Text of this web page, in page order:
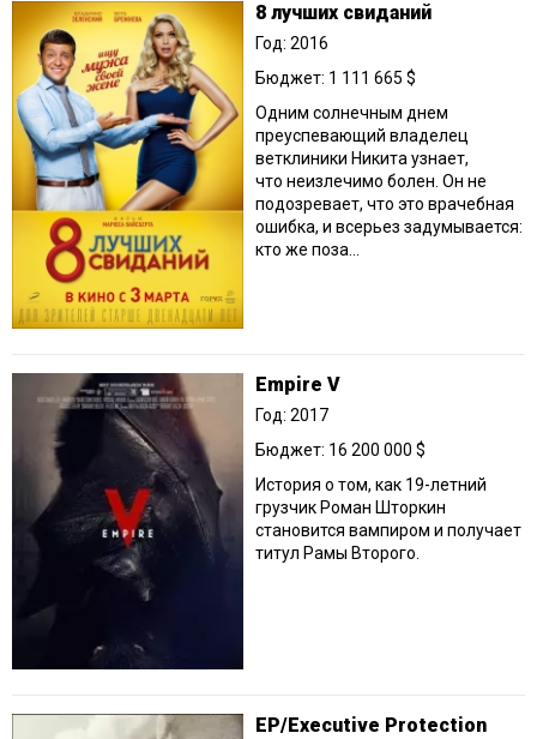
8 лучших свиданий
Год: 2016
Бюджет: 1 111 665 $
Одним солнечным днем
преуспевающий владелец
ветклиники Никита узнает,
что неизлечимо болен. Он не
подозревает, что это врачебная
ошибка, и всерьез задумывается:
кто же поза...
Empire V
Год: 2017
Бюджет: 16 200 000 $
История о том, как 19-летний
грузчик Роман Шторкин
становится вампиром и получает
титул Рамы Второго.
EP/Executive Protection